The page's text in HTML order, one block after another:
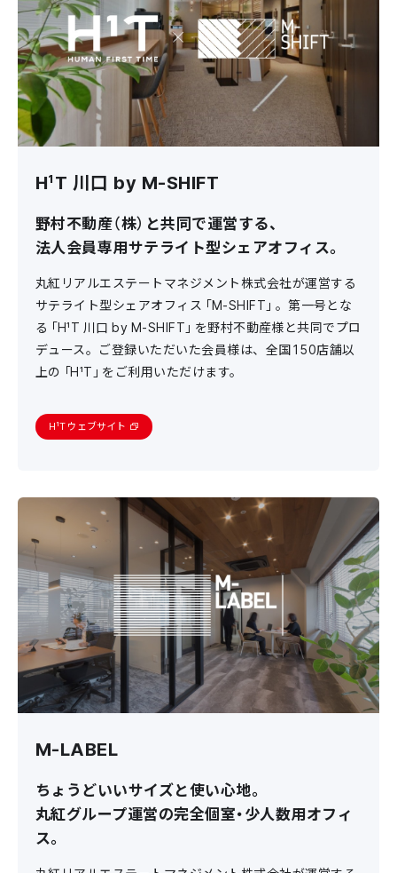
H¹T 川口 by M-SHIFT
野村不動産（株）と共同で運営する、
法人会員専用サテライト型シェアオフィス。
丸紅リアルエステートマネジメント株式会社が運営する
サテライト型シェアオフィス「M-SHIFT」。第一号とな
る「H¹T 川口 by M-SHIFT」を野村不動産様と共同でプロ
デュース。ご登録いただいた会員様は、全国150店舗以
上の「H¹T」をご利用いただけます。
H¹T ウェブサイト
M-LABEL
ちょうどいいサイズと使い心地。
丸紅グループ運営の完全個室・少人数用オフィ
ス。